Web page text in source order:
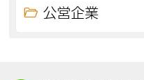
公営企業